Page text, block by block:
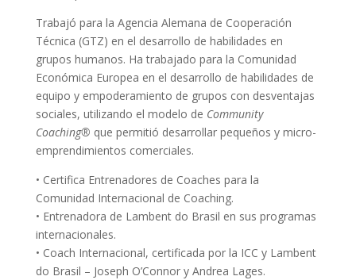
Trabajó para la Agencia Alemana de Cooperación
Técnica (GTZ) en el desarrollo de habilidades en
grupos humanos. Ha trabajado para la Comunidad
Económica Europea en el desarrollo de habilidades de
equipo y empoderamiento de grupos con desventajas
sociales, utilizando el modelo de Community
Coaching® que permitió desarrollar pequeños y micro-
emprendimientos comerciales.
• Certifica Entrenadores de Coaches para la
Comunidad Internacional de Coaching.
• Entrenadora de Lambent do Brasil en sus programas
internacionales.
• Coach Internacional, certificada por la ICC y Lambent
do Brasil – Joseph O’Connor y Andrea Lages.